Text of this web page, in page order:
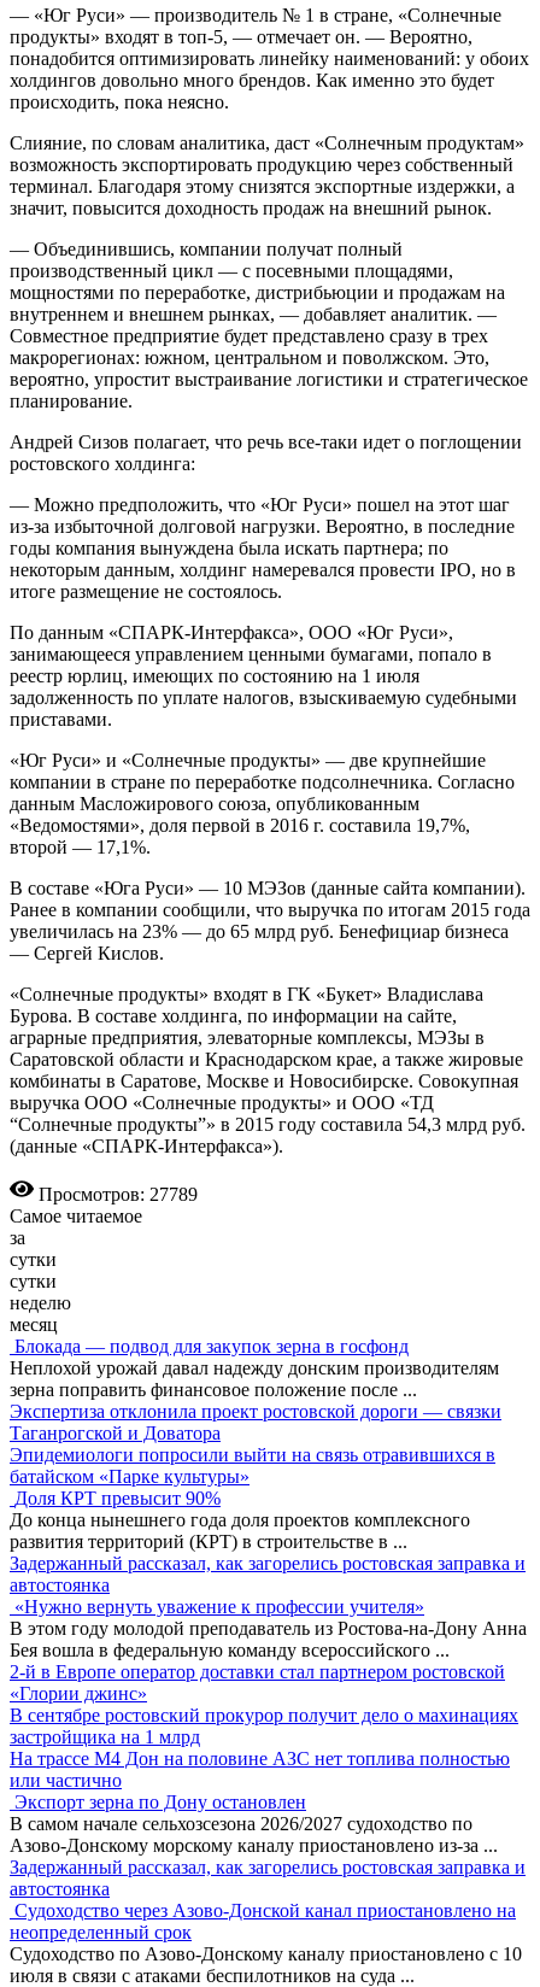
— «Юг Руси» — производитель № 1 в стране, «Солнечные
продукты» входят в топ-5, — отмечает он. — Вероятно,
понадобится оптимизировать линейку наименований: у обоих
холдингов довольно много брендов. Как именно это будет
происходить, пока неясно.
Слияние, по словам аналитика, даст «Солнечным продуктам»
возможность экспортировать продукцию через собственный
терминал. Благодаря этому снизятся экспортные издержки, а
значит, повысится доходность продаж на внешний рынок.
— Объединившись, компании получат полный
производственный цикл — с посевными площадями,
мощностями по переработке, дистрибьюции и продажам на
внутреннем и внешнем рынках, — добавляет аналитик. —
Совместное предприятие будет представлено сразу в трех
макрорегионах: южном, центральном и поволжском. Это,
вероятно, упростит выстраивание логистики и стратегическое
планирование.
Андрей Сизов полагает, что речь все-таки идет о поглощении
ростовского холдинга:
— Можно предположить, что «Юг Руси» пошел на этот шаг
из-за избыточной долговой нагрузки. Вероятно, в последние
годы компания вынуждена была искать партнера; по
некоторым данным, холдинг намеревался провести IPO, но в
итоге размещение не состоялось.
По данным «СПАРК-Интерфакса», ООО «Юг Руси»,
занимающееся управлением ценными бумагами, попало в
реестр юрлиц, имеющих по состоянию на 1 июля
задолженность по уплате налогов, взыскиваемую судебными
приставами.
«Юг Руси» и «Солнечные продукты» — две крупнейшие
компании в стране по переработке подсолнечника. Согласно
данным Масложирового союза, опубликованным
«Ведомостями», доля первой в 2016 г. составила 19,7%,
второй — 17,1%.
В составе «Юга Руси» — 10 МЭЗов (данные сайта компании).
Ранее в компании сообщили, что выручка по итогам 2015 года
увеличилась на 23% — до 65 млрд руб. Бенефициар бизнеса
— Сергей Кислов.
«Солнечные продукты» входят в ГК «Букет» Владислава
Бурова. В составе холдинга, по информации на сайте,
аграрные предприятия, элеваторные комплексы, МЭЗы в
Саратовской области и Краснодарском крае, а также жировые
комбинаты в Саратове, Москве и Новосибирске. Совокупная
выручка ООО «Солнечные продукты» и ООО «ТД
“Солнечные продукты”» в 2015 году составила 54,3 млрд руб.
(данные «СПАРК-Интерфакса»).
Просмотров: 27789
Самое читаемое
за
сутки
сутки
неделю
месяц
Блокада — подвод для закупок зерна в госфонд
Неплохой урожай давал надежду донским производителям
зерна поправить финансовое положение после ...
Экспертиза отклонила проект ростовской дороги — связки
Таганрогской и Доватора
Эпидемиологи попросили выйти на связь отравившихся в
батайском «Парке культуры»
Доля КРТ превысит 90%
До конца нынешнего года доля проектов комплексного
развития территорий (КРТ) в строительстве в ...
Задержанный рассказал, как загорелись ростовская заправка и
автостоянка
«Нужно вернуть уважение к профессии учителя»
В этом году молодой преподаватель из Ростова-на-Дону Анна
Бея вошла в федеральную команду всероссийского ...
2-й в Европе оператор доставки стал партнером ростовской
«Глории джинс»
В сентябре ростовский прокурор получит дело о махинациях
застройщика на 1 млрд
На трассе М4 Дон на половине АЗС нет топлива полностью
или частично
Экспорт зерна по Дону остановлен
В самом начале сельхозсезона 2026/2027 судоходство по
Азово-Донскому морскому каналу приостановлено из-за ...
Задержанный рассказал, как загорелись ростовская заправка и
автостоянка
Судоходство через Азово-Донской канал приостановлено на
неопределенный срок
Судоходство по Азово-Донскому каналу приостановлено с 10
июля в связи с атаками беспилотников на суда ...